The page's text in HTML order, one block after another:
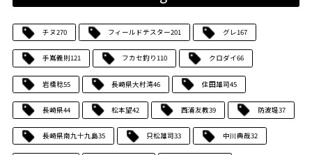
チヌ270 フィールドテスター201 グレ167
手嶌義則121 フカセ釣り110 クロダイ66
岩橋稔55 長崎県大村湾46 住田雄司45
長崎県44 松本望42 西浦友教39 防波堤37
長崎県南九十九島35 只松雄司33 中川典哉32